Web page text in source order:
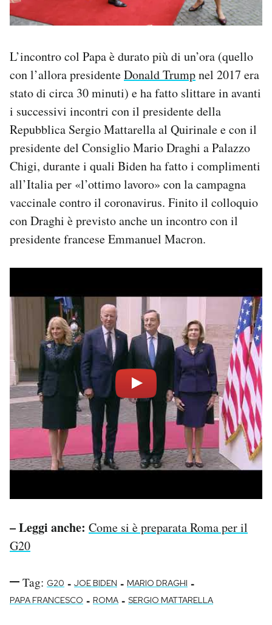
L’incontro col Papa è durato più di un’ora (quello
con l’allora presidenteDonald Trumpnel 2017 era
stato di circa 30 minuti) e ha fatto slittare in avanti
i successivi incontri con il presidente della
Repubblica Sergio Mattarella al Quirinale e con il
presidente del Consiglio Mario Draghi a Palazzo
Chigi, durante i quali Biden ha fatto i complimenti
all’Italia per «l’ottimo lavoro» con la campagna
vaccinale contro il coronavirus. Finito il colloquio
con Draghi è previsto anche un incontro con il
presidente francese Emmanuel Macron.
– Leggi anche: Come si è preparata Roma per il
G20
Tag: G20 - JOE BIDEN - MARIO DRAGHI -
PAPA FRANCESCO - ROMA - SERGIO MATTARELLA